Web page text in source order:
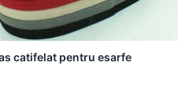
catifelat pentru esarfe